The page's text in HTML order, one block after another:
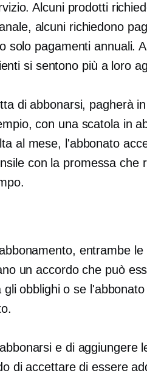
Alcuni prodotti
alcuni richiedono
solo pagamenti annuali.
si sentono più a loro
di abbonarsi, pagherà
con una scatola in
al mese, l'abbonato
con la promessa che
entrambe le
un accordo che può
obblighi o se
e di aggiungere
di accettare di essere